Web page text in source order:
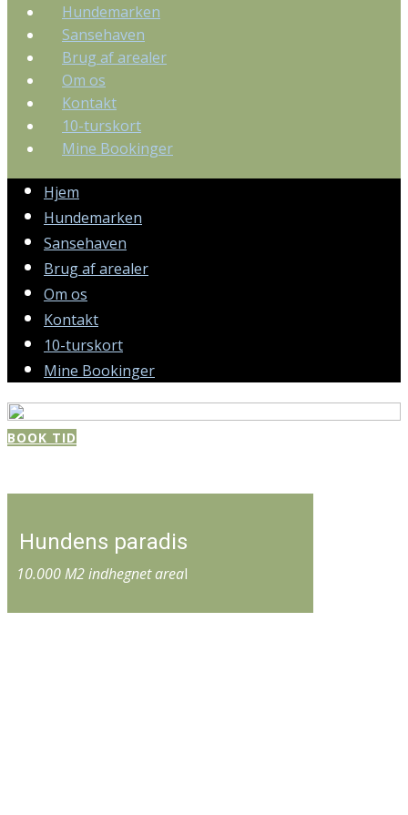
Hundemarken
Sansehaven
Brug af arealer
Om os
Kontakt
10-turskort
Mine Bookinger
Hjem
Hundemarken
Sansehaven
Brug af arealer
Om os
Kontakt
10-turskort
Mine Bookinger
BOOK TID
Hundens paradis
10.000 M2 indhegnet areal